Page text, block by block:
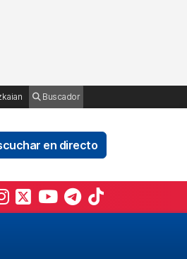
Buscador
en directo